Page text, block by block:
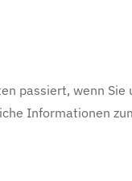
passiert, wenn Sie
Informationen